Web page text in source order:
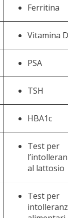
Ferritina
Vitamina
PSA
TSH
HBA1c
Test per
al lattosio
Test per